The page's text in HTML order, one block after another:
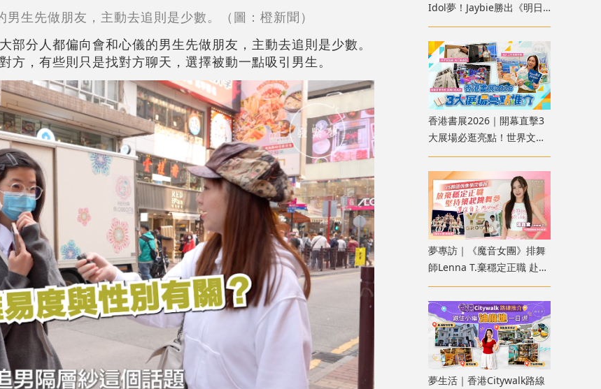
生先做朋友，主動去追則是少數。（圖：橙新聞）
部分人都偏向會和心儀的男生先做朋友，主動去追則是少數。
方，有些則只是找對方聊天，選擇被動一點吸引男生。
Idol夢！Jaybie勝出《明日
之星》Jaybo祝福：每人都
有屬於自己的時機
香港書展2026｜開幕直擊3
大展場必逛亮點！世界文藝
廊互動遊戲、運動消閒博覽
8米高挑戰
夢專訪｜《魔音女團》排舞
師Lenna T.棄穩定正職 赴YS
韓國偶像學院追夢
夢生活｜香港Citywalk路線